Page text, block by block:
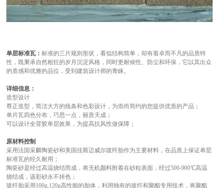
单层标准瓦：标准的三片规则形状，看似结构简单，却有着卓而不凡的品质特
性，既秉承自然粗狂的岁月沉淀风格，同时更耐候性、防尘和环保，它以其出众
的质感和优雅的品位，受到建筑设计师的青睐。
详细信息：
造型设计
尊正造型，简洁大方的线条和色彩设计，为崇尚简约的您提供优质的产品；
单片瓦四色分布，巧思一点，丽质天成；
可以设计全背胶单层效果，为提高抗风性做保障；
原材料控制
采用法国采麟陶瓷砂和美国佳斯迈威尔玻纤胎作为主要材料，在品质上保证单层
标准瓦的经久耐用；
陶瓷砂是经过高温烧结而成，将无机颜料附着在砂粒表面，经过500-900℃高温
烧结成，该彩砂永不掉色；
玻纤胎采用100g,120g高性能的胎体，利用独有的玻纤和聚酯专用技术，将聚酯